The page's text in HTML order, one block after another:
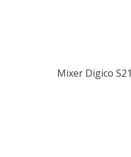
Mixer Digico S21